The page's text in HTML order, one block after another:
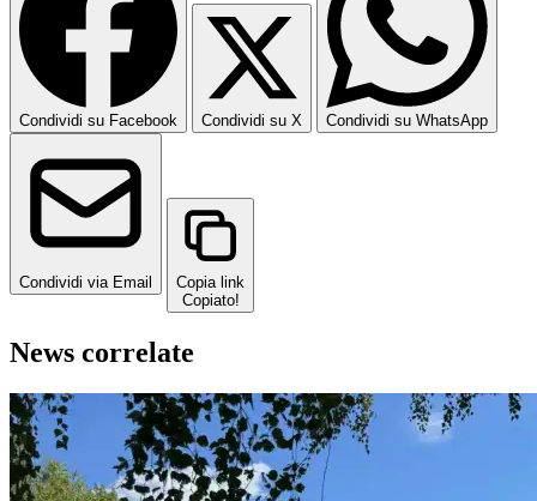
Condividi su Facebook Condividi su X Condividi su WhatsApp
Condividi via Email
Copia link
Copiato!
News correlate